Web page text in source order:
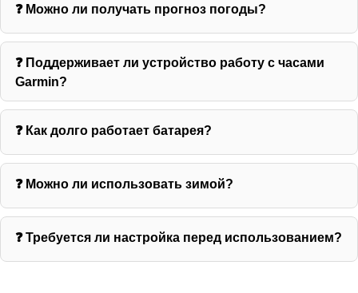
❓ Можно ли получать прогноз погоды?
❓ Поддерживает ли устройство работу с часами
Garmin?
❓ Как долго работает батарея?
❓ Можно ли использовать зимой?
❓ Требуется ли настройка перед использованием?